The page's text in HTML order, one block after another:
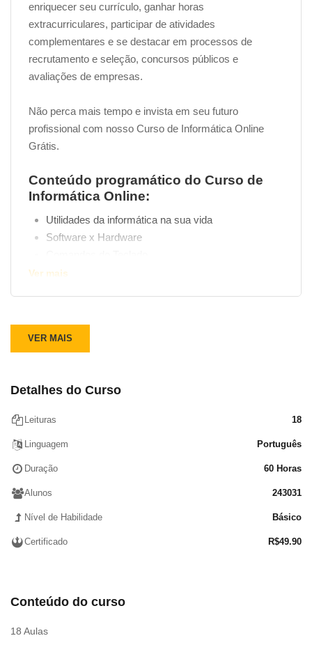
enriquecer seu currículo, ganhar horas
extracurriculares, participar de atividades
complementares e se destacar em processos de
recrutamento e seleção, concursos públicos e
avaliações de empresas.
Não perca mais tempo e invista em seu futuro
profissional com nosso Curso de Informática Online
Grátis.
Conteúdo programático do Curso de
Informática Online:
Utilidades da informática na sua vida
Software x Hardware
Mouse e Touchpad
Ícones
Menu Iniciar
Área de Notificação (canto inferior esquerdo da área
Acessando o Explorador
Funcionamento do Explorador
Criando Novas Pastas
Copiando e Colando Pasta ou Arquivo existente
Calendário
Excel
Ver mais
VER MAIS
Detalhes do Curso
Leituras 18
Linguagem Português
Duração 60 Horas
Alunos 243031
Nível de Habilidade Básico
Certificado R$49.90
Conteúdo do curso
18 Aulas